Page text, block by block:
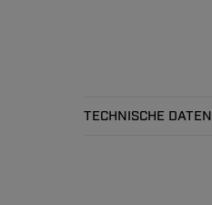
TECHNISCHE DATEN